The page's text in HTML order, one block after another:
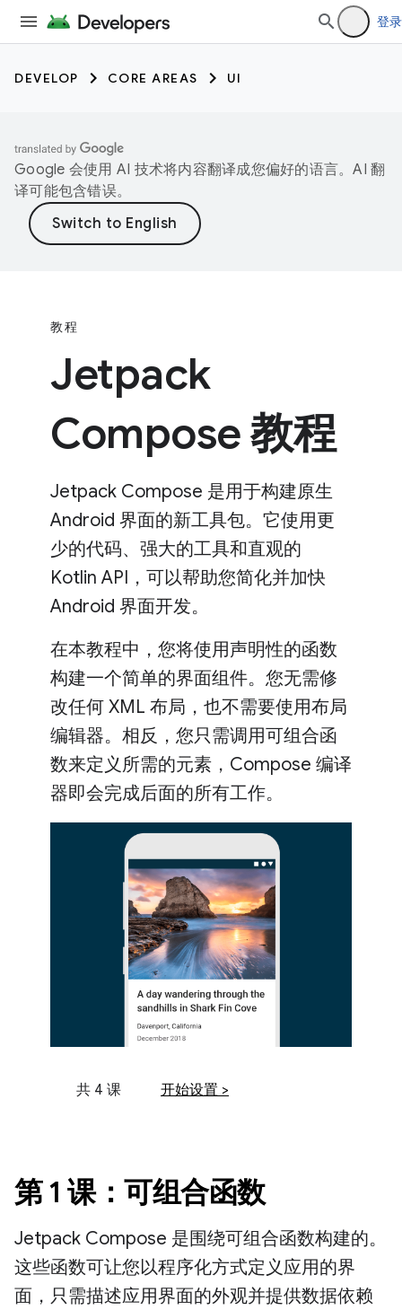
登录
DEVELOP CORE AREAS UI
Google 会使用 AI 技术将内容翻译成您偏好的语言。AI 翻
译可能包含错误。
教程
Jetpack
Compose 教程
Jetpack Compose 是用于构建原生
Android 界面的新工具包。它使用更
少的代码、强大的工具和直观的
Kotlin API，可以帮助您简化并加快
Android 界面开发。
在本教程中，您将使用声明性的函数
构建一个简单的界面组件。您无需修
改任何 XML 布局，也不需要使用布局
编辑器。相反，您只需调用可组合函
数来定义所需的元素，Compose 编译
器即会完成后面的所有工作。
共 4 课 开始设置 >
第 1 课：可组合函数
Jetpack Compose 是围绕可组合函数构建的。
这些函数可让您以程序化方式定义应用的界
面，只需描述应用界面的外观并提供数据依赖